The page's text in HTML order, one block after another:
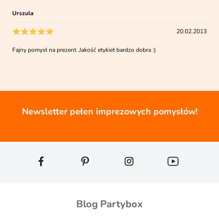
Urszula
20.02.2013
Fajny pomysł na prezent .Jakość etykiet bardzo dobra :)
Newsletter pełen imprezowych pomysłów!
Blog Partybox